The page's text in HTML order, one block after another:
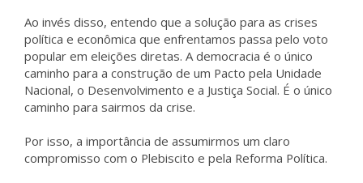
Ao invés disso, entendo que a solução para as crises
política e econômica que enfrentamos passa pelo voto
popular em eleições diretas. A democracia é o único
caminho para a construção de um Pacto pela Unidade
Nacional, o Desenvolvimento e a Justiça Social. É o único
caminho para sairmos da crise.
Por isso, a importância de assumirmos um claro
compromisso com o Plebiscito e pela Reforma Política.